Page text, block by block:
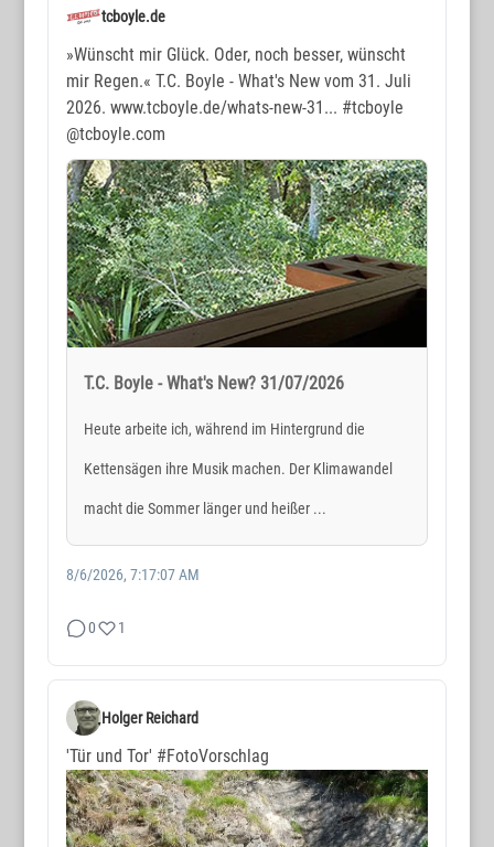
tcboyle.de
»Wünscht mir Glück. Oder, noch besser, wünscht
mir Regen.« T.C. Boyle - What's New vom 31. Juli
2026. www.tcboyle.de/whats-new-31... #tcboyle
@tcboyle.com
T.C. Boyle - What's New? 31/07/2026
Heute arbeite ich, während im Hintergrund die
Kettensägen ihre Musik machen. Der Klimawandel
macht die Sommer länger und heißer ...
8/6/2026, 7:17:07 AM
0 1
Holger Reichard
'Tür und Tor' #FotoVorschlag